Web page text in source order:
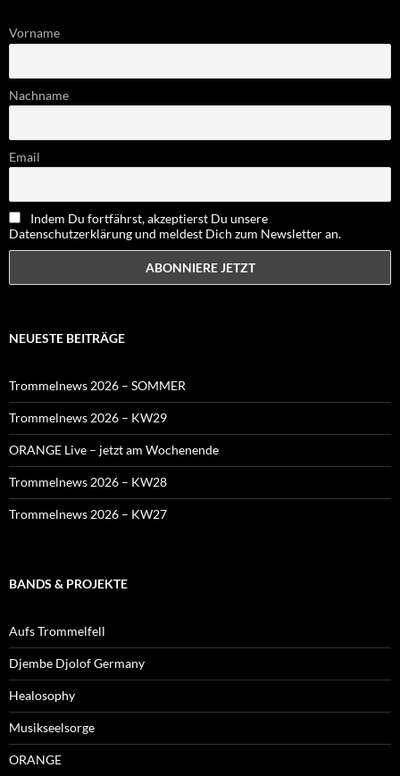
Vorname
Nachname
Email
Indem Du fortfährst, akzeptierst Du unsere
Datenschutzerklärung und meldest Dich zum Newsletter an.
NEUESTE BEITRÄGE
Trommelnews 2026 – SOMMER
Trommelnews 2026 – KW29
ORANGE Live – jetzt am Wochenende
Trommelnews 2026 – KW28
Trommelnews 2026 – KW27
BANDS & PROJEKTE
Aufs Trommelfell
Djembe Djolof Germany
Healosophy
Musikseelsorge
ORANGE